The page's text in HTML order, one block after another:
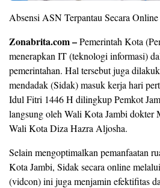
Absensi ASN Terpantau Secara
Zonabrita.com –Pemerintah Kota
menerapkan IT (teknologi informasi)
pemerintahan. Hal tersebut juga
mendadak (Sidak) masuk kerja hari
Idul Fitri 1446 H dilingkup Pemkot
langsung oleh Wali Kota Jambi dokter
Wali Kota Diza Hazra Aljosha.
Selain mengoptimalkan pemanfaatan
Kota Jambi, Sidak secara online
(vidcon) ini juga menjamin efektifitas